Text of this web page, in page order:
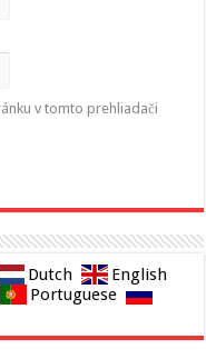
v tomto prehliadači
Dutch
English
Portuguese